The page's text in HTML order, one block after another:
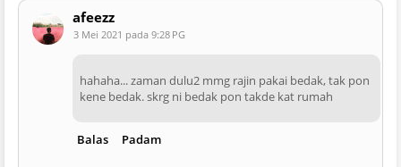
afeezz
3 Mei 2021 pada 9:28 PG
hahaha... zaman dulu2 mmg rajin pakai bedak, tak pon
kene bedak. skrg ni bedak pon takde kat rumah
Balas Padam